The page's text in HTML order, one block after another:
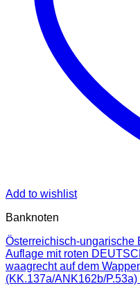
Add to wishlist
Banknoten
Österreichisch-ungarische
Auflage mit roten
waagrecht auf dem
(KK.137a/ANK162b/P.53a)